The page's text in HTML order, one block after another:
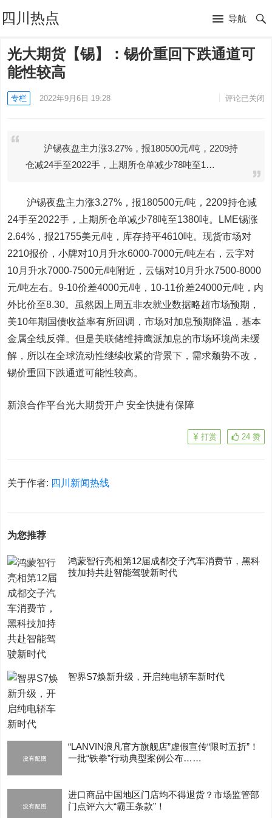
四川热点 导航
光大期货【锡】：锡价重回下跌通道可
能性较高
专栏 2022年9月6日 19:28 评论已关闭
沪锡夜盘主力涨3.27%，报180500元/吨，2209持
仓减24手至2022手，上期所仓单减少78吨至1…
沪锡夜盘主力涨3.27%，报180500元/吨，2209持仓减
24手至2022手，上期所仓单减少78吨至1380吨。LME锡涨
2.64%，报21755美元/吨，库存持平4610吨。现货市场对
2210报价，小牌对10月升水6000-7000元/吨左右，云字对
10月升水7000-7500元/吨附近，云锡对10月升水7500-8000
元/吨左右。9-10价差4000元/吨，10-11价差24000元/吨，内
外比价至8.30。虽然因上周五非农就业数据略超市场预期，
美10年期国债收益率有所回调，市场对加息预期降温，基本
金属全线反弹。但是美联储维持鹰派加息的市场环境尚未缓
解，所以在全球流动性继续收紧的背景下，需求颓势不改，
锡价重回下跌通道可能性较高。
新浪合作平台光大期货开户 安全快捷有保障
24 赞
打赏
关于作者: 四川新闻热线
为您推荐
鸿蒙智行亮相第12届成都交子汽车消费节，黑科
技加持共赴智能驾驶新时代
智界S7焕新升级，开启纯电轿车新时代
“LANVIN浪凡官方旗舰店”虚假宣传“限时五折”！
一批“铁拳”行动典型案例公布……
进口商品中国地区门店均不得退货？市场监管部
门点评六大“霸王条款”！